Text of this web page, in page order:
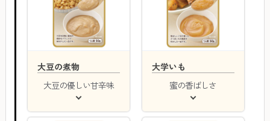
大豆の煮物
大豆の優しい甘辛味
大学いも
蜜の香ばしさ